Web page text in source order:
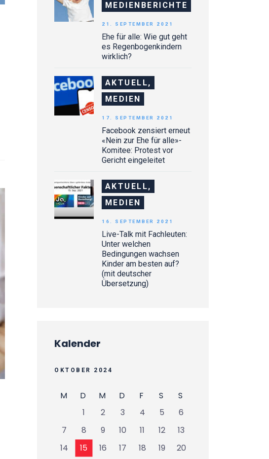
MEDIENBERICHTE
Ehe für alle: Wie gut geht
es Regenbogenkindern
wirklich?
21. SEPTEMBER 2021
AKTUELL,
MEDIEN
Facebook zensiert erneut
«Nein zur Ehe für alle»-
Komitee: Protest vor
Gericht eingeleitet
17. SEPTEMBER 2021
AKTUELL,
MEDIEN
Live-Talk mit Fachleuten:
Unter welchen
Bedingungen wachsen
Kinder am besten auf?
(mit deutscher
Übersetzung)
16. SEPTEMBER 2021
Kalender
OKTOBER 2024
M D M D F S
S
1
2 3 4 5
6
7
8 9 10 11 12
13
14
15 16 17 18 19
20